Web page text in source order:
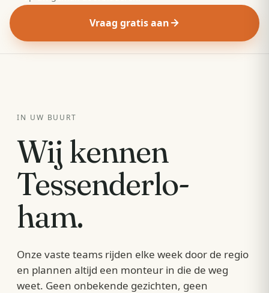
Vraag gratis aan
IN UW BUURT
Wij kennen
Tessenderlo-
ham.
Onze vaste teams rijden elke week door de regio
en plannen altijd een monteur in die de weg
weet. Geen onbekende gezichten, geen